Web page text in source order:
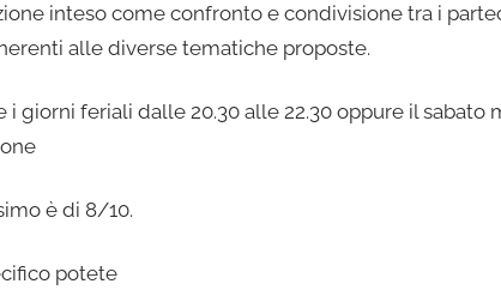
inteso come confronto e condivisione tra i
alle diverse tematiche proposte.
giorni feriali dalle 20.30 alle 22.30 oppure il sabato
è di 8/10.
potete